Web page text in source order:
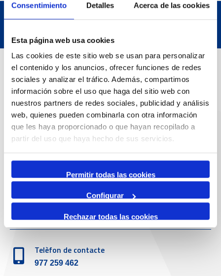
Consentimiento Detalles Acerca de las cookies
Esta página web usa cookies
Las cookies de este sitio web se usan para personalizar
el contenido y los anuncios, ofrecer funciones de redes
sociales y analizar el tráfico. Además, compartimos
información sobre el uso que haga del sitio web con
nuestros partners de redes sociales, publicidad y análisis
web, quienes pueden combinarla con otra información
que les haya proporcionado o que hayan recopilado a
partir del uso que haya hecho de sus servicios.
Permitir todas las cookies
Configurar
Rechazar todas las cookies
Dades de Contacte
Adreça
Passeig de l'Escullera s/n, 43004 Tarragona
Telèfon de contacte
Emergències
Servei d'atenció al client
Telèfon de contacte
977 259 462